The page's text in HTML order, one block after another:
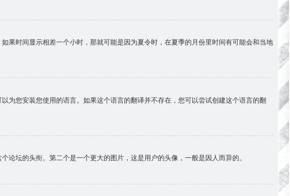
果时间显示相差一个小时，那就可能是因为夏令时，在夏季的月份里时间有可能会和当地
为您安装您使用的语言。如果这个语言的翻译并不存在，您可以尝试创建这个语言的翻
坛的头衔。第二个是一个更大的图片，这是用户的头像，一般是因人而异的。